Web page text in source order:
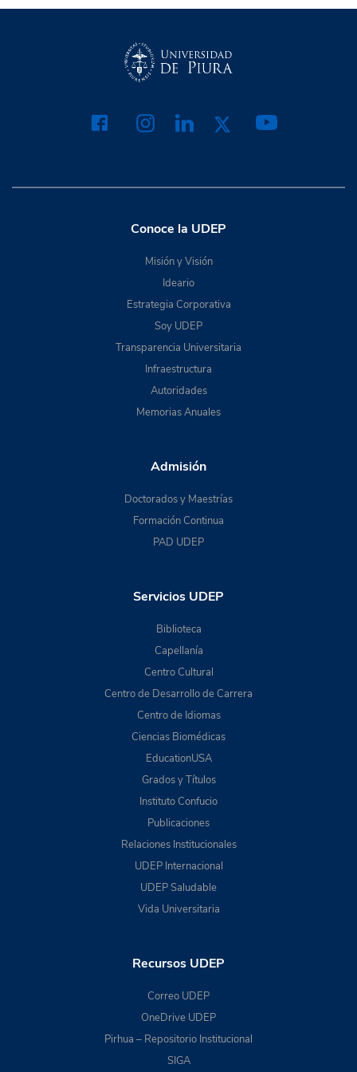
Conoce la UDEP
Misión y Visión
Ideario
Estrategia Corporativa
Soy UDEP
Transparencia Universitaria
Infraestructura
Autoridades
Memorias Anuales
Admisión
Doctorados y Maestrías
Formación Continua
PAD UDEP
Servicios UDEP
Biblioteca
Capellanía
Centro Cultural
Centro de Desarrollo de Carrera
Centro de Idiomas
Ciencias Biomédicas
EducationUSA
Grados y Títulos
Instituto Confucio
Publicaciones
Relaciones Institucionales
UDEP Internacional
UDEP Saludable
Vida Universitaria
Recursos UDEP
Correo UDEP
OneDrive UDEP
Pirhua – Repositorio Institucional
SIGA